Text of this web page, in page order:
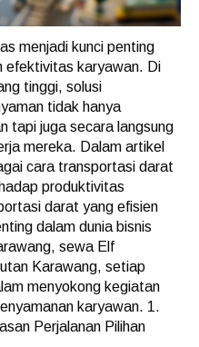
menjadi kunci penting
efektivitas karyawan. Di
tinggi, solusi
tidak hanya
tapi juga secara langsung
mereka. Dalam artikel
cara transportasi darat
produktivitas
darat yang efisien
dalam dunia bisnis
sewa Elf
Karawang, setiap
menyokong kegiatan
karyawan. 1.
Perjalanan Pilihan